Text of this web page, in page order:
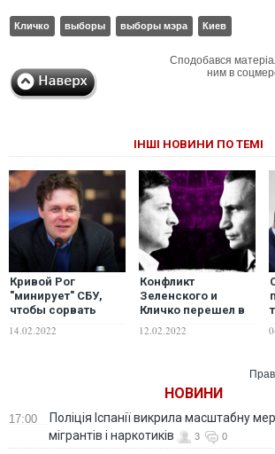
Кличко выборы выборы мэра Киев
Сподобався
ним в
ІНШІ НОВИНИ ПО ТЕМІ
Кривой Рог
"минирует" СБУ,
чтобы сорвать
для "слуг" выборы
14.02.2022
Конфликт
Зеленского и
Кличко перешел в
выигрывает
12.02.2022
НОВИНИ
17:00
Поліція Іспанії викрила масштабну
мігрантів і наркотиків
3 0